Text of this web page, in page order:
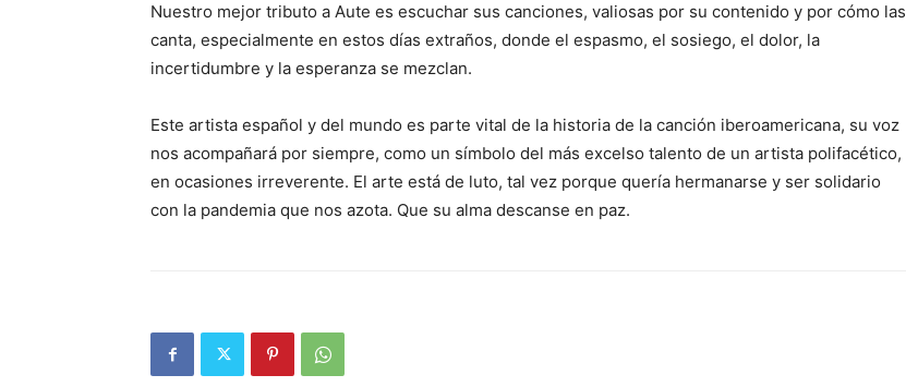
Nuestro mejor tributo a Aute es escuchar sus canciones, valiosas por su contenido y por cómo las
canta, especialmente en estos días extraños, donde el espasmo, el sosiego, el dolor, la
incertidumbre y la esperanza se mezclan.
Este artista español y del mundo es parte vital de la historia de la canción iberoamericana, su voz
nos acompañará por siempre, como un símbolo del más excelso talento de un artista polifacético,
en ocasiones irreverente. El arte está de luto, tal vez porque quería hermanarse y ser solidario
con la pandemia que nos azota. Que su alma descanse en paz.